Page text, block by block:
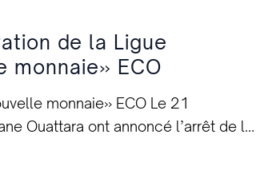
de la Ligue
monnaie» ECO
monnaie» ECO Le 21
Ouattara ont annoncé l’arrêt de la
la fermeture du compte